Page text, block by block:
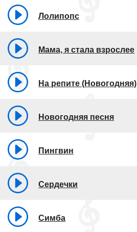
Лолипопс
Мама, я стала взрослее
На репите (Новогодняя)
Новогодняя песня
Пингвин
Сердечки
Симба